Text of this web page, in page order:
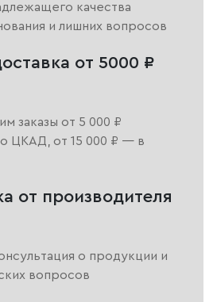
качества
и лишних вопросов
от 5000 ₽
заказы от 5 000 ₽
ЦКАД, от 15 000 ₽ — в
от производителя
о продукции и
вопросов